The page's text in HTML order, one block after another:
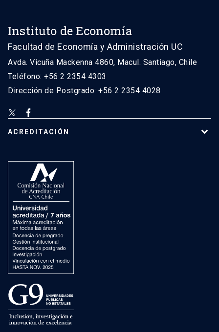
Instituto de Economía
Facultad de Economía y Administración UC
Avda. Vicuña Mackenna 4860, Macul. Santiago, Chile
Teléfono: +56 2 2354 4303
Dirección de Postgrado: +56 2 2354 4028
ACREDITACIÓN